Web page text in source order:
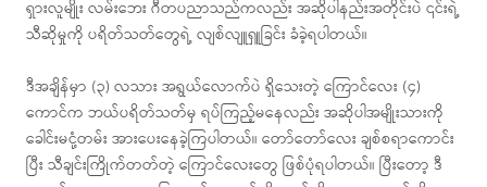
ရှားလူမျိုး လမ်းဘေး ဂီတပညာသည်ကလည်း အဆိုပါနည်းအတိုင်းပဲ ၎င်းရဲ့
သီဆိုမှုကို ပရိတ်သတ်တွေရဲ့ လျစ်လျူရှူခြင်း ခံခဲ့ရပါတယ်။
ဒီအချိန်မှာ (၃) လသား အရွယ်လောက်ပဲ ရှိသေးတဲ့ ကြောင်လေး (၄)
ကောင်က ဘယ်ပရိတ်သတ်မှ ရပ်ကြည့်မနေလည်း အဆိုပါအမျိုးသားကို
ခေါင်းမငုံ့တမ်း အားပေးနေခဲ့ကြပါတယ်။ တော်တော်လေး ချစ်စရာကောင်း
ပြီး သီချင်းကြိုက်တတ်တဲ့ ကြောင်လေးတွေ ဖြစ်ပုံရပါတယ်။ ပြီးတော့ ဒီ